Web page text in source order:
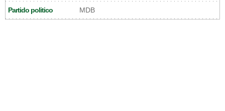
Partido politico MDB